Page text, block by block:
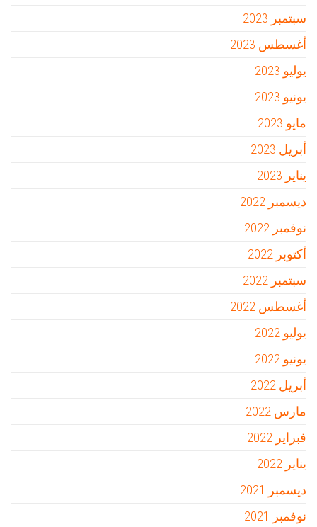
سبتمبر 2023
أغسطس 2023
يوليو 2023
يونيو 2023
مايو 2023
أبريل 2023
يناير 2023
ديسمبر 2022
نوفمبر 2022
أكتوبر 2022
سبتمبر 2022
أغسطس 2022
يوليو 2022
يونيو 2022
أبريل 2022
مارس 2022
فبراير 2022
يناير 2022
ديسمبر 2021
نوفمبر 2021